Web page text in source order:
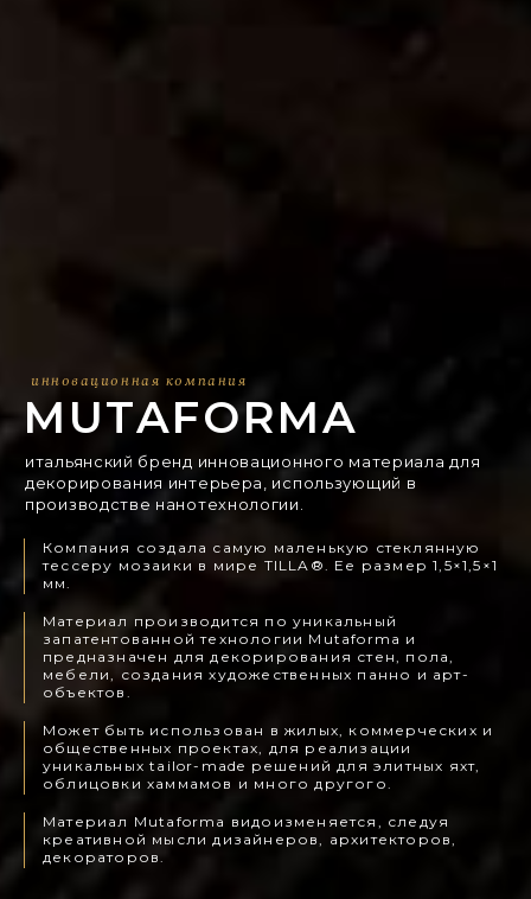
инновационная компания
MUTAFORMA
итальянский бренд инновационного материала для
декорирования интерьера, использующий в
производстве нанотехнологии.
Компания создала самую маленькую стеклянную
тессеру мозаики в мире TILLA®. Ее размер 1,5×1,5×1
мм.
Материал производится по уникальный
запатентованной технологии Mutaforma и
предназначен для декорирования стен, пола,
мебели, создания художественных панно и арт-
объектов.
Может быть использован в жилых, коммерческих и
общественных проектах, для реализации
уникальных tailor-made решений для элитных яхт,
облицовки хаммамов и много другого.
Материал Mutaforma видоизменяется, следуя
креативной мысли дизайнеров, архитекторов,
декораторов.